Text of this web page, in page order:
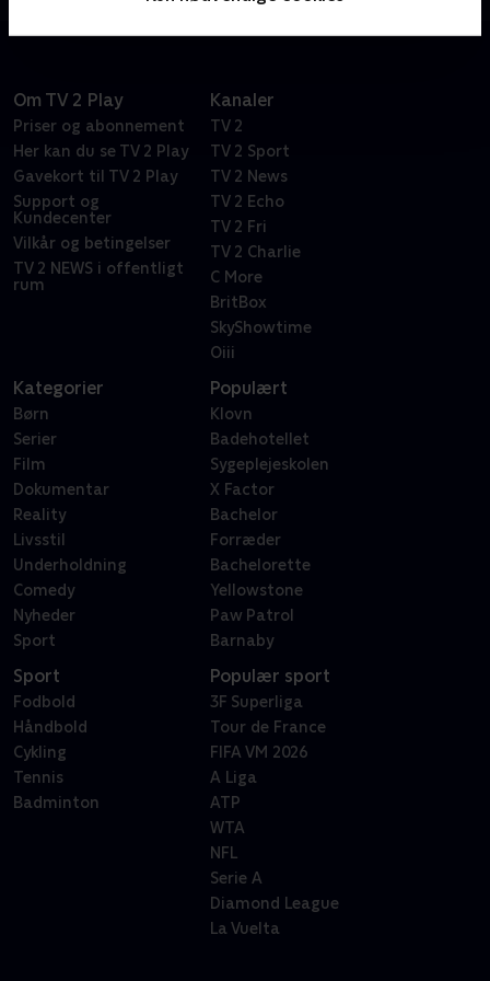
Om TV 2 Play
Priser og abonnement
Her kan du se TV 2 Play
Gavekort til TV 2 Play
Support og
Kundecenter
Vilkår og betingelser
TV 2 NEWS i offentligt
rum
Kanaler
TV 2
TV 2 Sport
TV 2 News
TV 2 Echo
TV 2 Fri
TV 2 Charlie
C More
BritBox
SkyShowtime
Oiii
Kategorier
Børn
Serier
Film
Dokumentar
Reality
Livsstil
Underholdning
Comedy
Nyheder
Sport
Populært
Klovn
Badehotellet
Sygeplejeskolen
X Factor
Bachelor
Forræder
Bachelorette
Yellowstone
Paw Patrol
Barnaby
Sport
Fodbold
Håndbold
Cykling
Tennis
Badminton
Populær sport
3F Superliga
Tour de France
FIFA VM 2026
A Liga
ATP
WTA
NFL
Serie A
Diamond League
La Vuelta